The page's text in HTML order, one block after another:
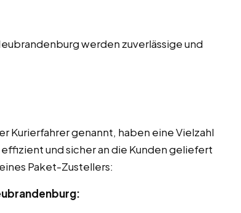
werden zuverlässige und
Kurierfahrer genannt, haben eine Vielzahl
und sicher an die Kunden geliefert
Paket-Zustellers: